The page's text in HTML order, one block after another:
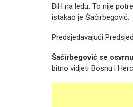
BiH na ledu. To nije
istakao je Šaćirbegović.
Predsjedavajući
Šaćirbegović se
bitno vidjeti Bosnu i